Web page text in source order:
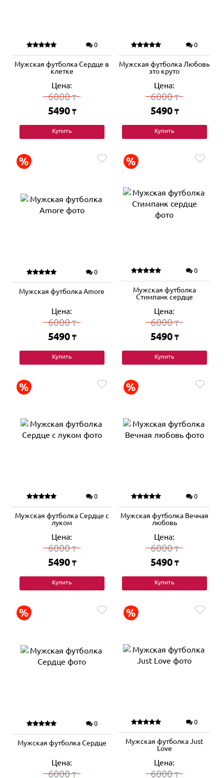
0
Мужская футболка Сердце в
клетке
Цена:
6000₸
5490 ₸
Купить
0
Мужская футболка Любовь
это круто
Цена:
6000₸
5490 ₸
Купить
0
Мужская футболка Amore
Цена:
6000₸
5490 ₸
Купить
0
Мужская футболка
Стимпанк сердце
Цена:
6000₸
5490 ₸
Купить
0
Мужская футболка Сердце с
луком
Цена:
6000₸
5490 ₸
Купить
0
Мужская футболка Вечная
любовь
Цена:
6000₸
5490 ₸
Купить
0
Мужская футболка Сердце
Цена:
6000₸
0
Мужская футболка Just
Love
Цена:
6000₸